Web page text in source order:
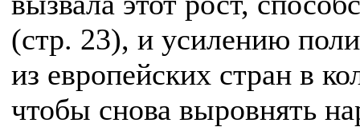
(стр. 23), и усилению
из европейских стран в
чтобы снова выровнять